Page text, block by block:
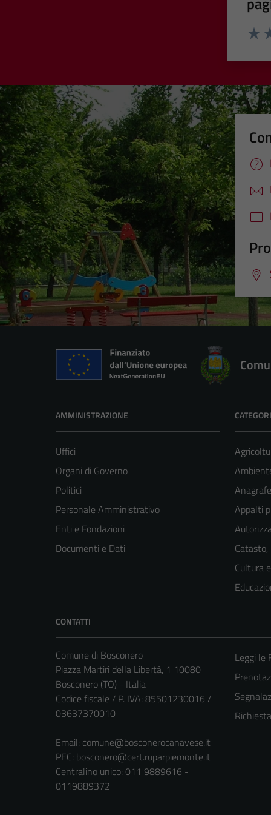
AMMINISTRAZIONE
Uffici
Organi di Governo
Politici
Personale Amministrativo
Enti e Fondazioni
Documenti e Dati
Appalti
Cultura
CONTATTI
Comune di Bosconero
Piazza Martiri della Libertà, 1 10080
Bosconero (TO) - Italia
Codice fiscale / P. IVA: 85501230016 /
03637370010
Email: comune@bosconerocanavese.it
PEC: bosconero@cert.ruparpiemonte.it
Centralino unico: 011 9889616 -
0119889372
Leggi le